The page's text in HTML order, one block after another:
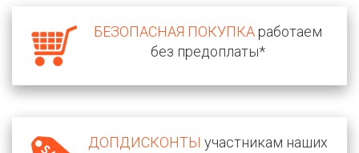
БЕЗОПАСНАЯ ПОКУПКАработаем
без предоплаты*
ДОПДИСКОНТЫ участникам наших